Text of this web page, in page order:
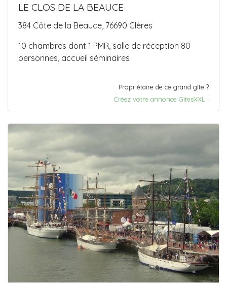
LE CLOS DE LA BEAUCE
384 Côte de la Beauce, 76690 Clères
10 chambres dont 1 PMR, salle de réception 80
personnes, accueil séminaires
Propriétaire de ce grand gîte ?
Créez votre annonce GitesXXL !